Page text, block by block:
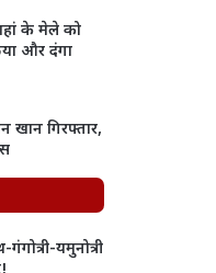
के मेले को
और दंगा
खान गिरफ्तार,
यमुनोत्री